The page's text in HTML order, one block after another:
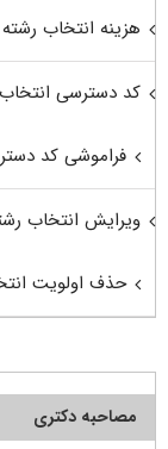
هزینه انتخاب
کد دسترسی
فراموشی کد
ویرایش انتخاب
حذف اولویت
مصاحبه دکتری